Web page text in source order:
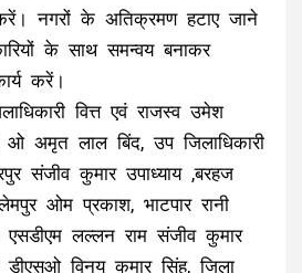
नगरों के अतिक्रमण हटाए जाने
के साथ समन्वय बनाकर
करें।
वित्त एवं राजस्व उमेश
अमृत लाल बिंद, उप जिलाधिकारी
संजीव कुमार उपाध्याय ,बरहज
ओम प्रकाश, भाटपार रानी
लल्लन राम संजीव कुमार
डीएसओ विनय कुमार सिंह, जिला